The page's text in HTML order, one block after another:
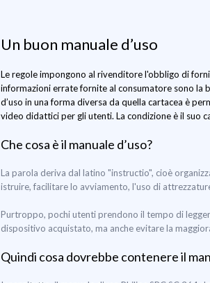
Un buon manuale d’uso
Le regole impongono al rivenditore l'obbligo di
informazioni errate fornite al consumatore sono la
d’uso in una forma diversa da quella cartacea è
video didattici per gli utenti. La condizione è il suo
Che cosa è il manuale d’uso?
La parola deriva dal latino "instructio", cioè
istruire, facilitare lo avviamento, l'uso di
Purtroppo, pochi utenti prendono il tempo di
dispositivo acquistato, ma anche evitare la
Quindi cosa dovrebbe contenere il